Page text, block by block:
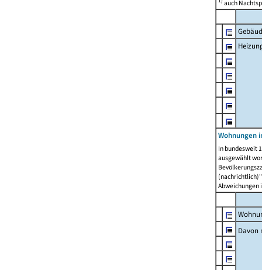
auch
Wohnungen
In bundesweit
ausgewählt
Abweichungen
Davon